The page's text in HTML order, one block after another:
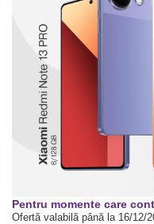
00:00
Pentru momente care
Ofertă valabilă până la 16/12/